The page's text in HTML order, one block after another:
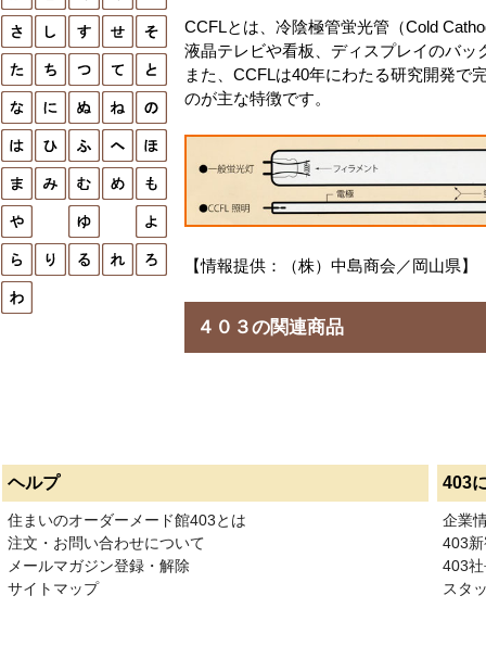
CCFLとは、冷陰極管蛍光管（Cold
液晶テレビや看板、ディスプレイのバ
また、CCFLは40年にわたる研究開発で
のが主な特徴です。
【情報提供：（株）中島商会／岡山県】
４０３の関連商品
ヘルプ 403
住まいのオーダーメード館403とは
注文・お問い合わせについて
メールマガジン登録・解除
サイトマップ
企業
403
403
スタ